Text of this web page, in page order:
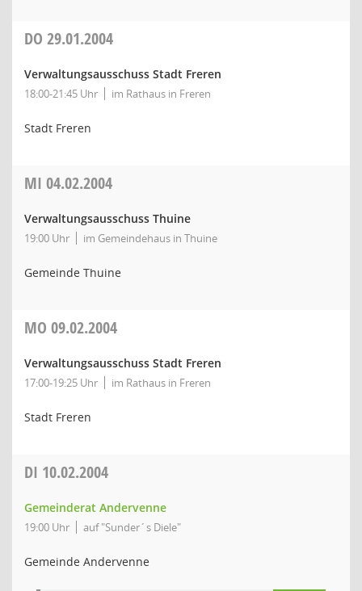
DO 29.01.2004
Verwaltungsausschuss Stadt Freren
18:00-21:45 Uhr im Rathaus in Freren
Stadt Freren
MI 04.02.2004
Verwaltungsausschuss Thuine
19:00 Uhr im Gemeindehaus in Thuine
Gemeinde Thuine
MO 09.02.2004
Verwaltungsausschuss Stadt Freren
17:00-19:25 Uhr im Rathaus in Freren
Stadt Freren
DI 10.02.2004
Gemeinderat Andervenne
19:00 Uhr auf "Sunder´s Diele"
Gemeinde Andervenne